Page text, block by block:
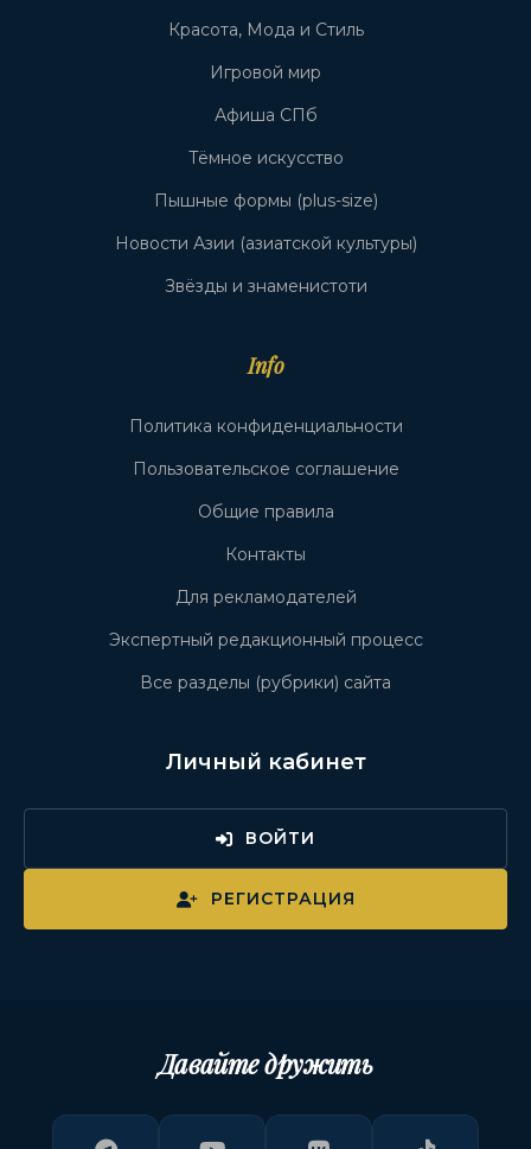
Красота, Мода и Стиль
Игровой мир
Афиша СПб
Тёмное искусство
Пышные формы (plus-size)
Новости Азии (азиатской культуры)
Звёзды и знаменистоти
Info
Политика конфиденциальности
Пользовательское соглашение
Общие правила
Контакты
Для рекламодателей
Экспертный редакционный процесс
Все разделы (рубрики) сайта
Личный кабинет
ВОЙТИ
РЕГИСТРАЦИЯ
Давайте дружить